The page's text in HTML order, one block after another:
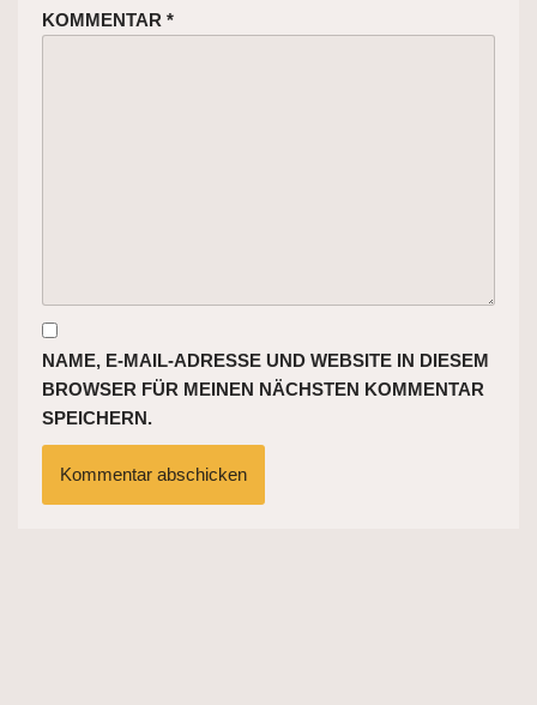
KOMMENTAR *
NAME, E-MAIL-ADRESSE UND WEBSITE IN DIESEM
BROWSER FÜR MEINEN NÄCHSTEN KOMMENTAR
SPEICHERN.